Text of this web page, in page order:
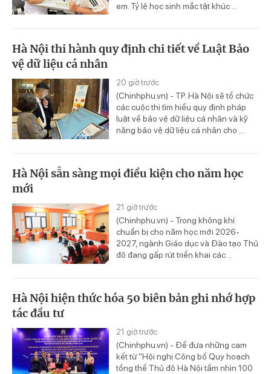
em. Tỷ lệ học sinh mắc tật khúc ...
Hà Nội thi hành quy định chi tiết về Luật Bảo
vệ dữ liệu cá nhân
20 giờ trước
(Chinhphu.vn) - TP. Hà Nội sẽ tổ chức
các cuộc thi tìm hiểu quy định pháp
luật về bảo vệ dữ liệu cá nhân và kỹ
năng bảo vệ dữ liệu cá nhân cho ...
Hà Nội sẵn sàng mọi điều kiện cho năm học
mới
21 giờ trước
(Chinhphu.vn) - Trong không khí
chuẩn bị cho năm học mới 2026-
2027, ngành Giáo dục và Đào tạo Thủ
đô đang gấp rút triển khai các ...
Hà Nội hiện thức hóa 50 biên bản ghi nhớ hợp
tác đầu tư
21 giờ trước
(Chinhphu.vn) - Để đưa những cam
kết từ "Hội nghị Công bố Quy hoạch
tổng thể Thủ đô Hà Nội tầm nhìn 100